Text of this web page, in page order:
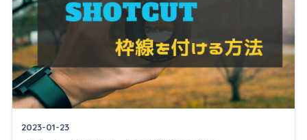
2023-01-23